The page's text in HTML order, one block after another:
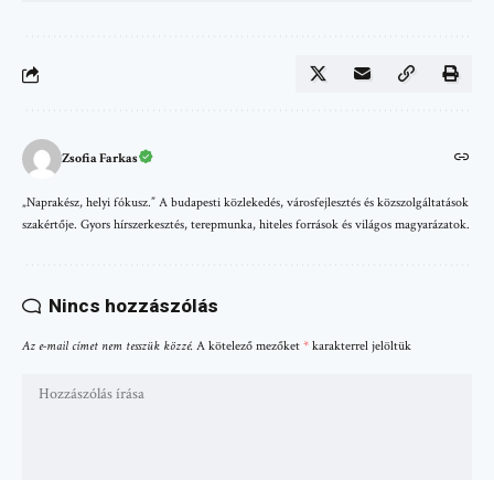
Zsofia Farkas
„Naprakész, helyi fókusz.” A budapesti közlekedés, városfejlesztés és közszolgáltatások
szakértője. Gyors hírszerkesztés, terepmunka, hiteles források és világos magyarázatok.
Nincs hozzászólás
Az e-mail címet nem tesszük közzé. A kötelező mezőket * karakterrel jelöltük